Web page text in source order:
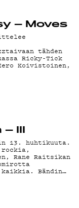
– Moves
tähden
Ricky-Tick
Koivistoinen,
III
13. huhtikuuta.
Rane Raitsikan
Bändin…